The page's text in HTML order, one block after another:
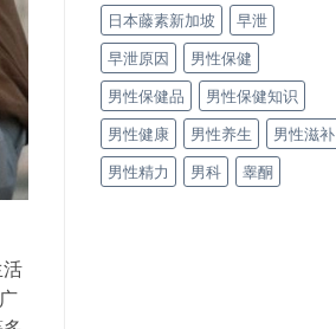
日本藤素新加坡
早泄
早泄原因
男性保健
男性保健品
男性保健知识
男性健康
男性养生
男性滋补
男性精力
男科 睾酮